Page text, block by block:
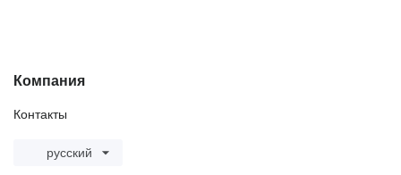
Компания
Контакты
русский